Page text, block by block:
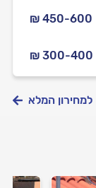
₪ 450-600
₪ 300-400
למחירון המלא